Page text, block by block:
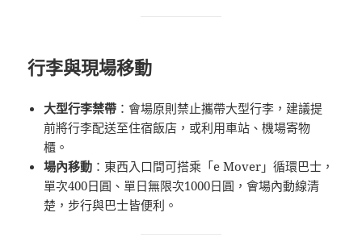
行李與現場移動
大型行李禁帶 ：會場原則禁止攜帶大型行李，建議提
前將行李配送至住宿飯店，或利用車站、機場寄物
櫃。
場內移動 ：東西入口間可搭乘「e Mover」循環巴士，
單次400日圓、單日無限次1000日圓，會場內動線清
楚，步行與巴士皆便利。